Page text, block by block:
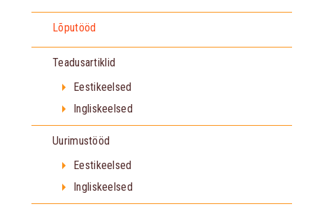
Lõputööd
Teadusartiklid
Eestikeelsed
Ingliskeelsed
Uurimustööd
Eestikeelsed
Ingliskeelsed